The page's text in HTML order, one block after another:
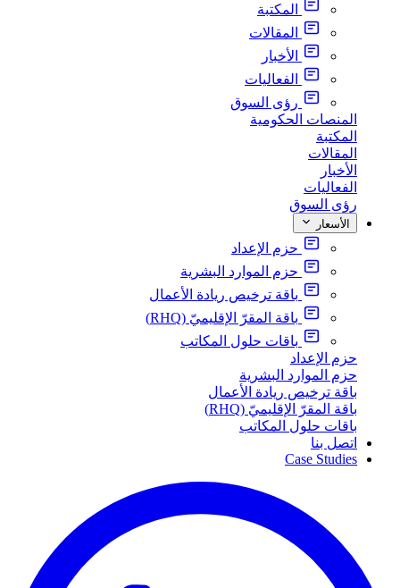
المكتبة
المقالات
الأخبار
الفعاليات
رؤى السوق
المنصات الحكومية
المكتبة
المقالات
الأخبار
الفعاليات
رؤى السوق
الأسعار
حزم الإعداد
حزم الموارد البشرية
باقة ترخيص ريادة الأعمال
باقة المقرّ الإقليميّ (RHQ)
باقات حلول المكاتب
حزم الإعداد
حزم الموارد البشرية
باقة ترخيص ريادة الأعمال
باقة المقرّ الإقليميّ (RHQ)
باقات حلول المكاتب
اتصل بنا
Case Studies